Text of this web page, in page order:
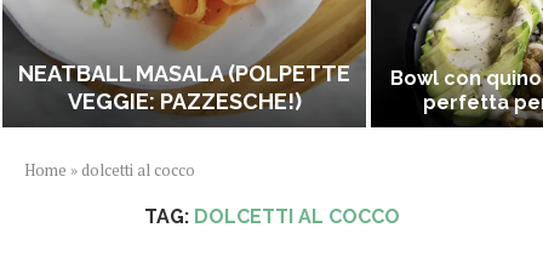
NEATBALL MASALA (POLPETTE
VEGGIE: PAZZESCHE!)
Bowl con
perfetta
Home » dolcetti al cocco
TAG: DOLCETTI AL COCCO